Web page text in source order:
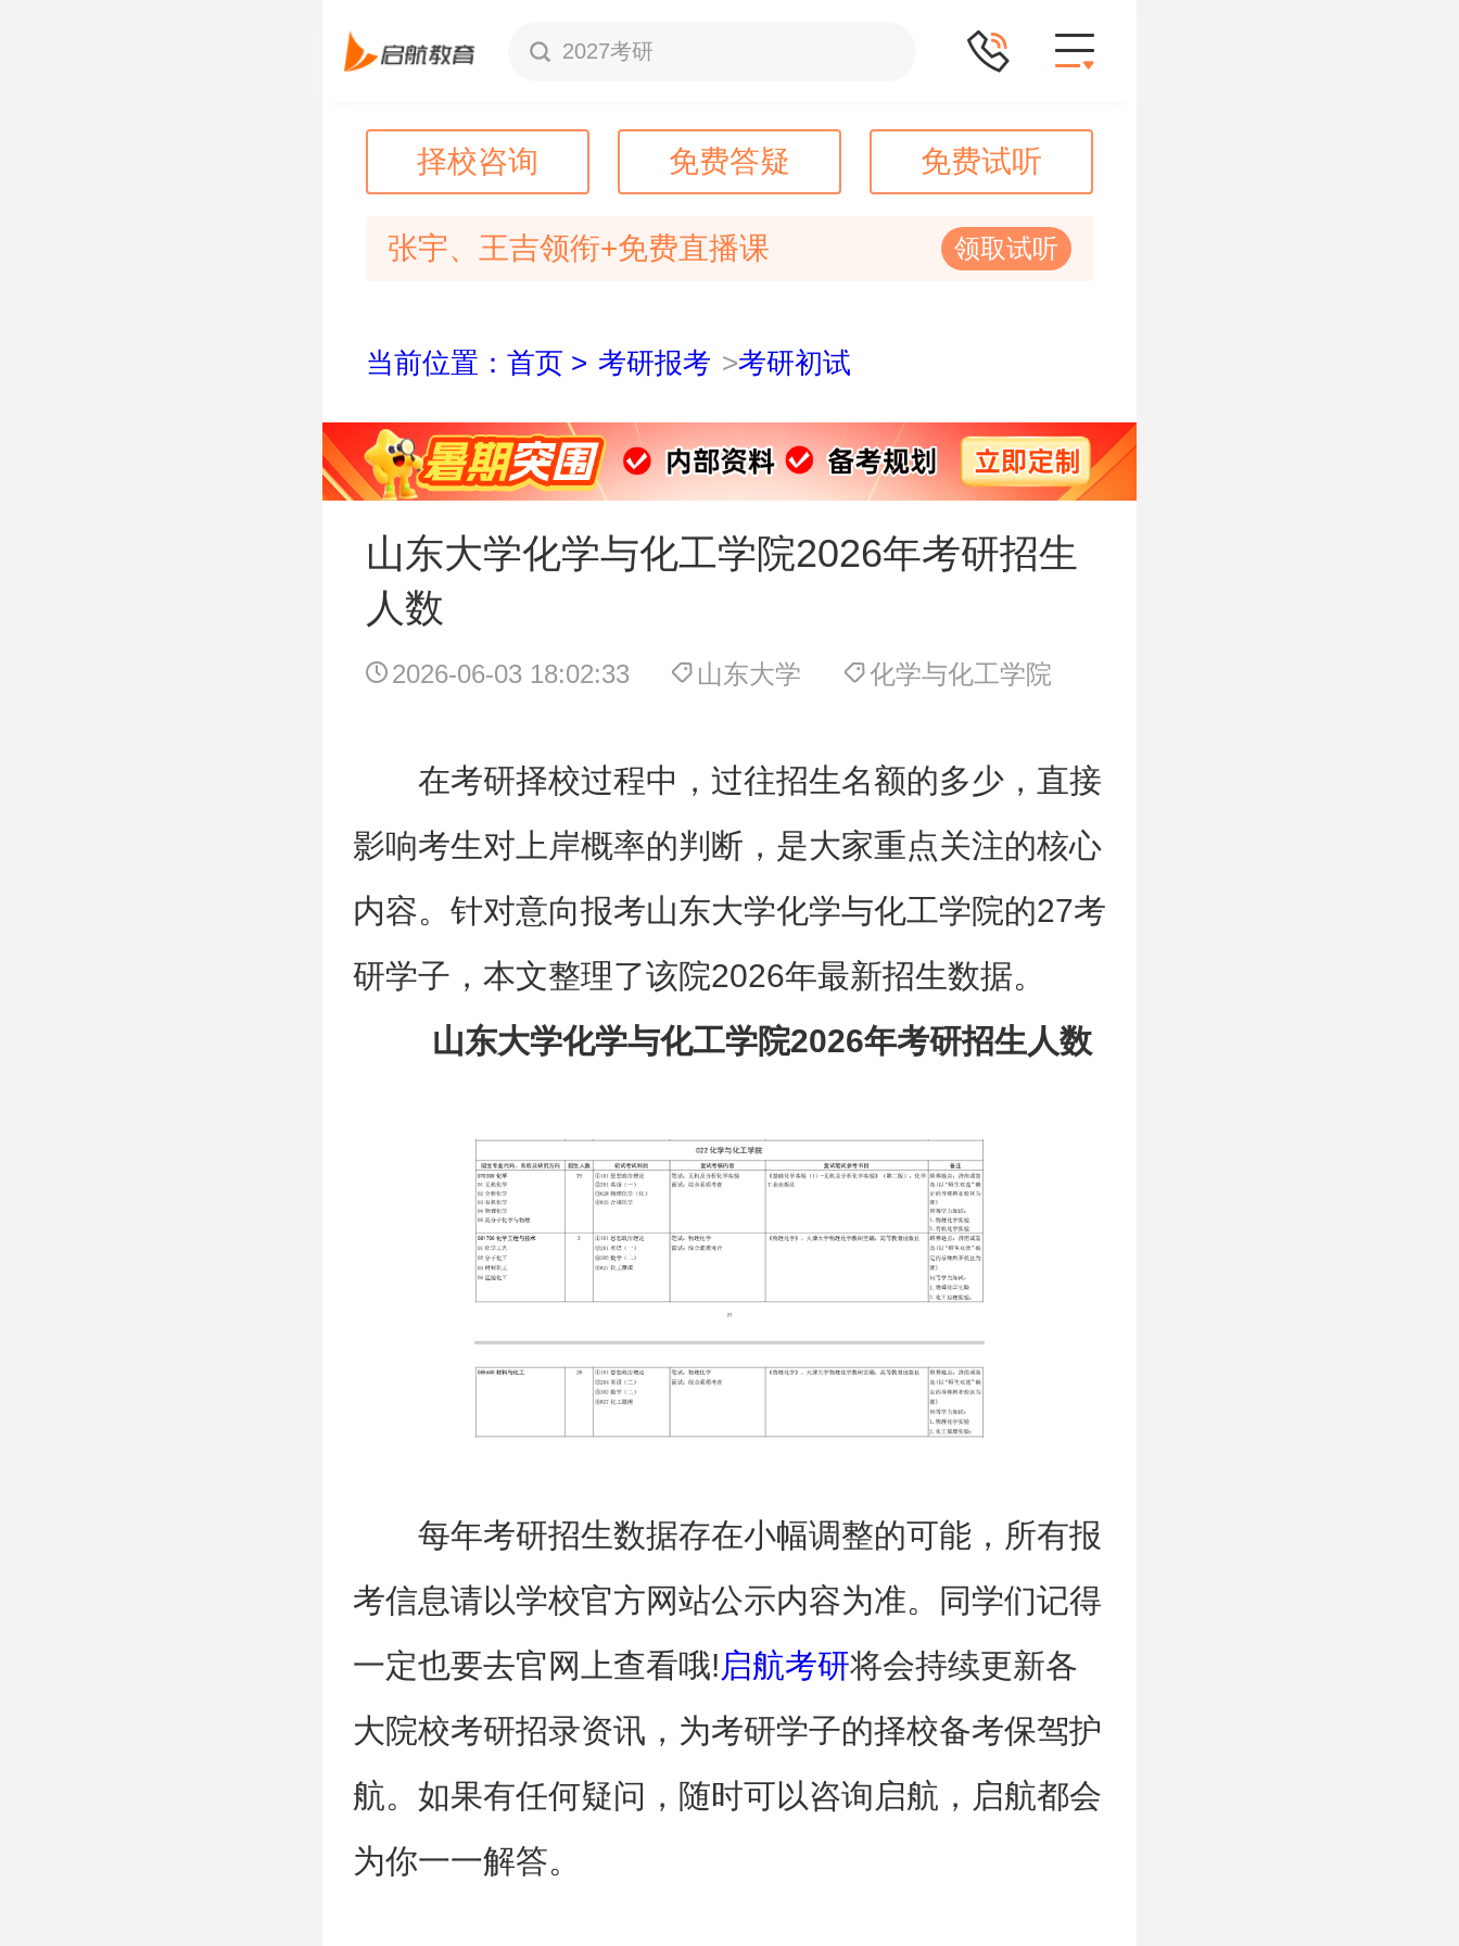
2027考研
择校咨询 免费答疑 免费试听
张宇、王吉领衔+免费直播课 领取试听
当前位置：首页 > 考研报考 >考研初试
山东大学化学与化工学院2026年考研招生
人数
2026-06-03 18:02:33 山东大学 化学与化工学院
在考研择校过程中，过往招生名额的多少，直接
影响考生对上岸概率的判断，是大家重点关注的核心
内容。针对意向报考山东大学化学与化工学院的27考
研学子，本文整理了该院2026年最新招生数据。
山东大学化学与化工学院2026年考研招生人数
每年考研招生数据存在小幅调整的可能，所有报
考信息请以学校官方网站公示内容为准。同学们记得
一定也要去官网上查看哦! 启航考研将会持续更新各
大院校考研招录资讯，为考研学子的择校备考保驾护
航。如果有任何疑问，随时可以咨询启航，启航都会
为你一一解答。